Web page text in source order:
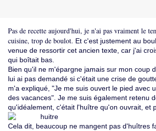
Pas de recette aujourd'hui, je n'ai pas vraiment le
cuisine, trop de boulot. Et c'est justement au
venue de ressortir cet ancien texte, car j'ai
qui boîtait bas.
Bien qu'il ne m'épargne jamais sur mon coup
lui ai pas demandé si c'était une crise de
m'a expliqué, "Je me suis ouvert le pied avec
des vacances". Je me suis également retenu
qu'idéalement, c'était l'huître qu'on ouvrait, et
Cela dit, beaucoup ne mangent pas d'huîtres